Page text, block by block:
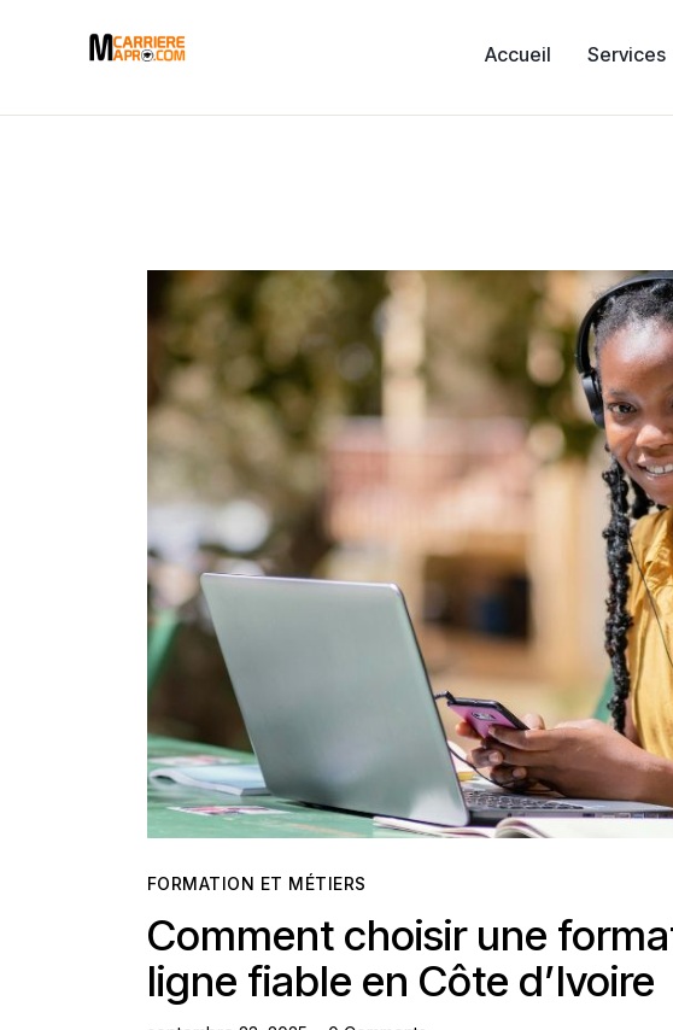
Accueil Services
Accueil
A Propos
Blog
Évènements
Contact
FORMATION ET MÉTIERS
Comment choisir une
ligne fiable en Côte d’Ivoire